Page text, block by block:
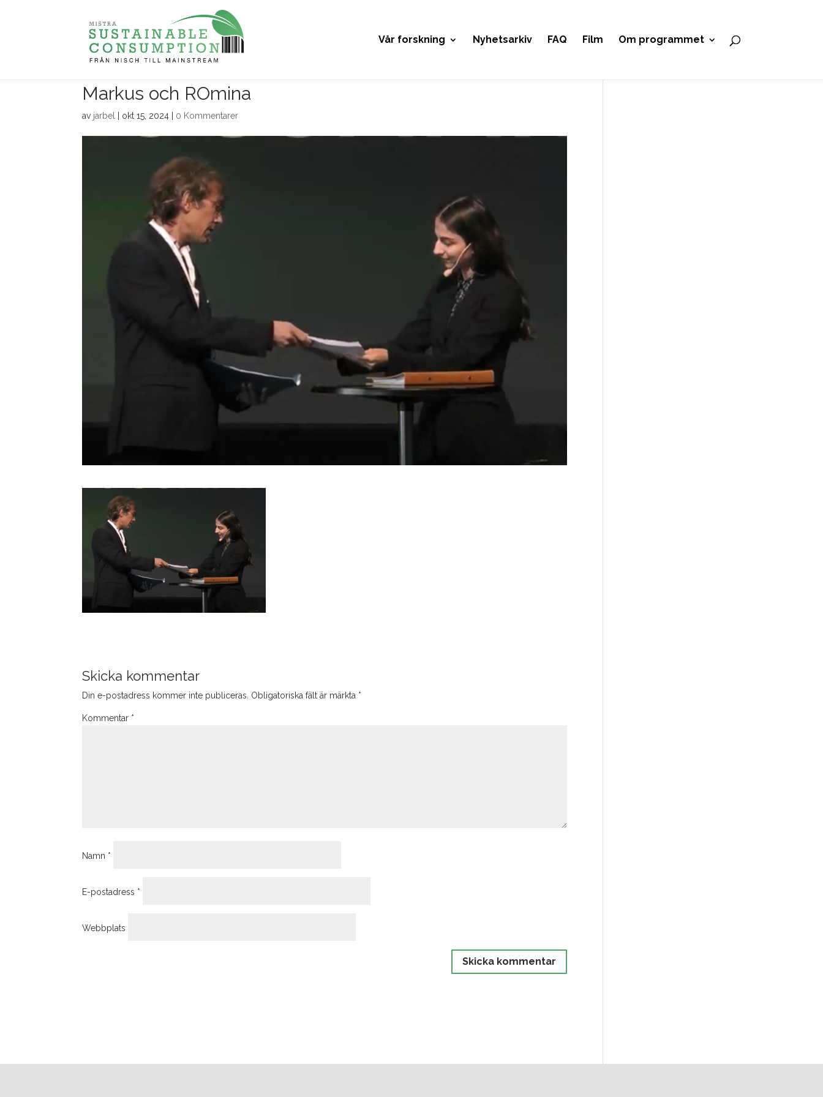
Vår forskning Nyhetsarkiv FAQ Film Om programmet
Markus och ROmina
av jarbel okt 15, 2024 0 Kommentarer
Skicka kommentar
Din e-postadress kommer inte publiceras. Obligatoriska fält är märkta *
Kommentar *
Namn *
E-postadress *
Webbplats